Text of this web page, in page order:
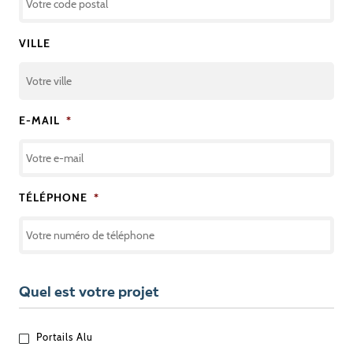
VILLE
E-MAIL *
TÉLÉPHONE *
Quel est votre projet
QUELPortails Alu